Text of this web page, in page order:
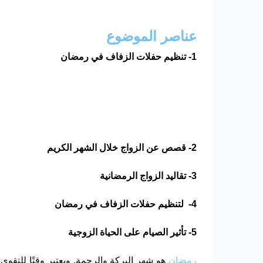
عناصر الموضوع
1- تنظيم حفلات الزفاف في رمضان
2- قصص عن الزواج خلال الشهر الكريم
3- تقاليد الزواج الرمضانية
4- لتنظيم حفلات الزفاف في رمضان
5- تأثير الصيام على الحياة الزوجية
رمضان هو شهر البركة والرحمة. ويعتبر وقتًا